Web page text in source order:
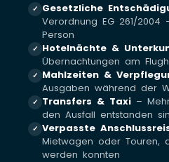
✓ Gesetzliche
Verordnung EG 261/
Person
✓ Hotelnächte &
Übernachtungen am
✓ Mahlzeiten &
Ausgaben während der
✓ Transfers & Taxi –
den Ausfall entstanden
✓ Verpasste
Mietwagen oder Touren,
werden konnten